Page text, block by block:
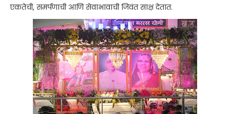
एकतेची, समर्पणाची आणि सेवाभावाची जिवंत साक्ष देतात.